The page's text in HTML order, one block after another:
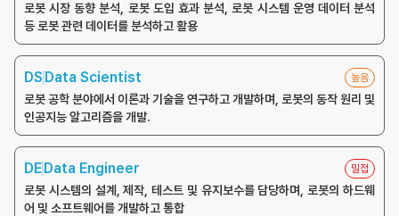
로봇 시장 동향 분석, 로봇 도입 효과 분석, 로봇 시스템 운영 데이터 분석
등 로봇 관련 데이터를 분석하고 활용
DS Data Scientist 높음
로봇 공학 분야에서 이론과 기술을 연구하고 개발하며, 로봇의 동작 원리 및
인공지능 알고리즘을 개발.
DEData Engineer 밀접
로봇 시스템의 설계, 제작, 테스트 및 유지보수를 담당하며, 로봇의 하드웨
어 및 소프트웨어를 개발하고 통합